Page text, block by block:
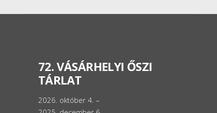
72. VÁSÁRHELYI ŐSZI
TÁRLAT
2026. október 4. –